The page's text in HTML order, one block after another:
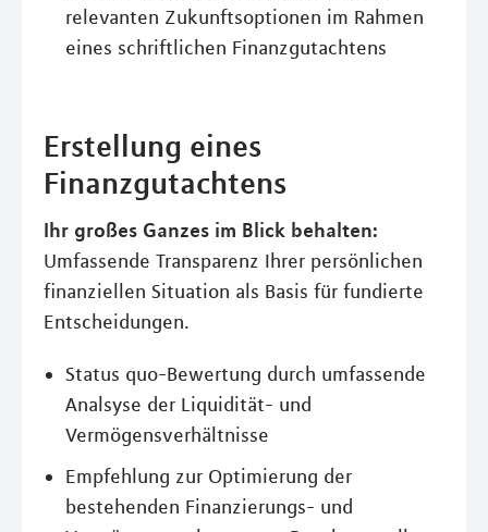
relevanten Zukunftsoptionen im Rahmen
eines schriftlichen Finanzgutachtens
Erstellung eines
Finanzgutachtens
Ihr großes Ganzes im Blick behalten:
Umfassende Transparenz Ihrer persönlichen
finanziellen Situation als Basis für fundierte
Entscheidungen.
Status quo-Bewertung durch umfassende
Analsyse der Liquidität- und
Vermögensverhältnisse
Empfehlung zur Optimierung der
bestehenden Finanzierungs- und